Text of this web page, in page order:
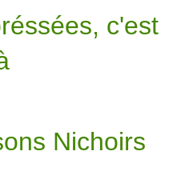
c'est
Nichoirs